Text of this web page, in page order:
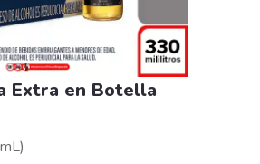
Extra en Botella
)